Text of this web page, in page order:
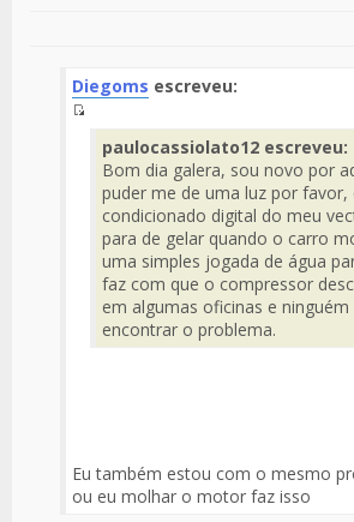
Diegoms escreveu:
Fuente
del
Mensaje
paulocassiolato12 escreveu:
Bom dia galera, sou novo por
puder me de uma luz por favor,
condicionado digital do meu
para de gelar quando o carro
uma simples jogada de água
faz com que o compressor
em algumas oficinas e ninguém
encontrar o problema.
Eu também estou com o mesmo
ou eu molhar o motor faz isso